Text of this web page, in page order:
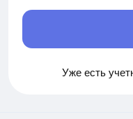
Уже есть